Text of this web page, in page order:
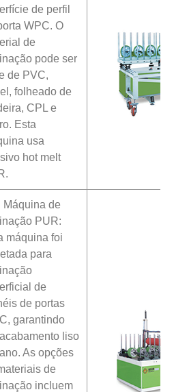
de perfil
WPC. O
de
pode ser
de PVC,
folheado de
CPL e
Esta
usa
hot melt
Máquina de
PUR:
máquina foi
para
de
de portas
garantindo
liso
As opções
de
incluem